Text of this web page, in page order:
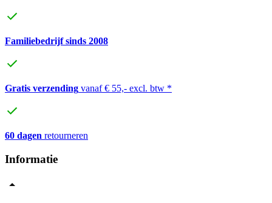
Familiebedrijf sinds 2008
Gratis verzending vanaf € 55,- excl. btw *
60 dagen retourneren
Informatie